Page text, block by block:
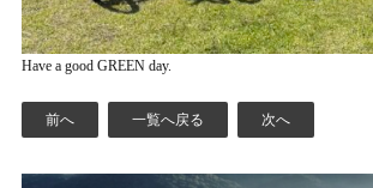
Have a good GREEN day.
前へ 一覧へ戻る 次へ